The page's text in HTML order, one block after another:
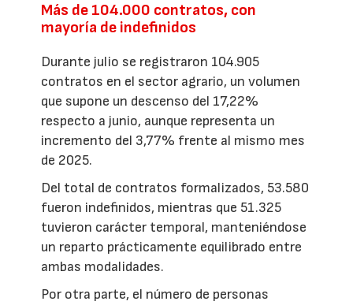
Más de 104.000 contratos, con
mayoría de indefinidos
Durante julio se registraron 104.905
contratos en el sector agrario, un volumen
que supone un descenso del 17,22%
respecto a junio, aunque representa un
incremento del 3,77% frente al mismo mes
de 2025.
Del total de contratos formalizados, 53.580
fueron indefinidos, mientras que 51.325
tuvieron carácter temporal, manteniéndose
un reparto prácticamente equilibrado entre
ambas modalidades.
Por otra parte, el número de personas